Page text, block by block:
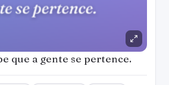
que a gente se pertence.